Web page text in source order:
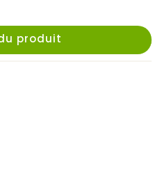
produit